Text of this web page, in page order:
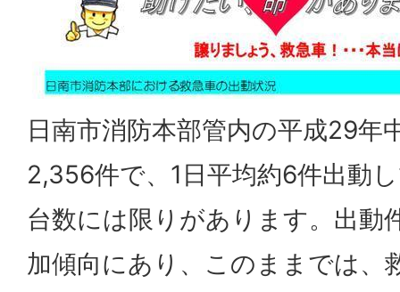
日南市消防本部管内の平成29年
2,356件で、1日平均約6件出動
台数には限りがあります。出動
加傾向にあり、このままでは、